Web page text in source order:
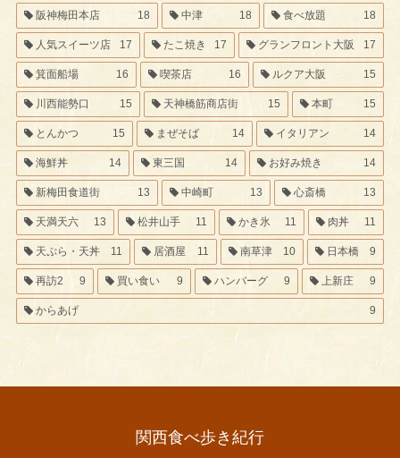
阪神梅田本店 18 中津 18 食べ放題 18
人気スイーツ店 17 たこ焼き 17 グランフロント大阪 17
箕面船場 16 喫茶店 16 ルクア大阪 15
川西能勢口 15 天神橋筋商店街 15 本町 15
とんかつ 15 まぜそば 14 イタリアン 14
海鮮丼 14 東三国 14 お好み焼き 14
新梅田食道街 13 中崎町 13 心斎橋 13
天満天六 13 松井山手 11 かき氷 11 肉丼 11
天ぷら・天丼 11 居酒屋 11 南草津 10 日本橋 9
再訪2 9 買い食い 9 ハンバーグ 9 上新庄 9
からあげ 9
関西食べ歩き紀行